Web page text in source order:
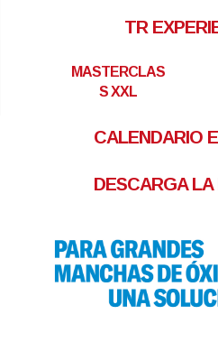
TR
MASTERCLAS
S XXL
CALENDARIO
DESCARGA LA